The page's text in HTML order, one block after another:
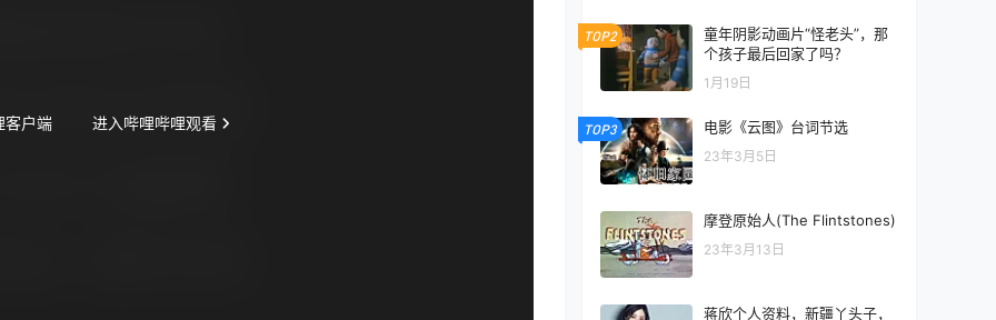
TOP2
童年阴影动画片“怪老头”，那
个孩子最后回家了吗？
1月19日
TOP3 电影《云图》台词节选
23年3月5日
摩登原始人(The Flintstones)
23年3月13日
蒋欣个人资料，新疆丫头子，